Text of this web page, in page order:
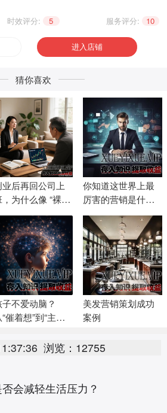
时效评分: 5 服务评分: 10
进入店铺
猜你喜欢
业后再回公司上
，为什么像 “裸
” 后穿回西装？
你知道这世界上最
厉害的营销是什么
吗？
不爱动脑？
催着想”到“主动
美发营销策划成功
案例
浏览：12755
会减轻生活压力？